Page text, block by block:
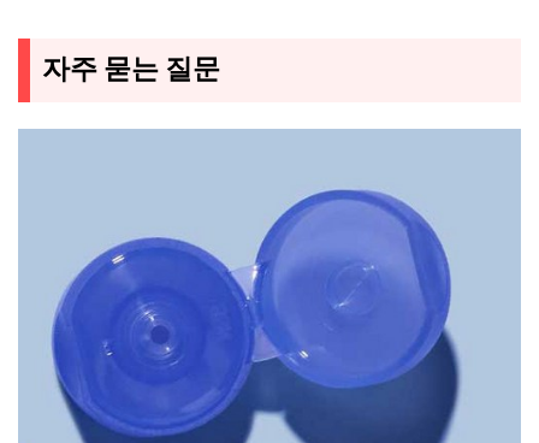
자주 묻는 질문